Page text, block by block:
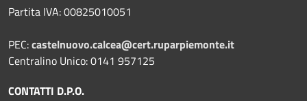
Partita IVA: 00825010051
PEC:castelnuovo.calcea@cert.ruparpiemonte.it
Centralino Unico: 0141 957125
CONTATTI D.P.O.